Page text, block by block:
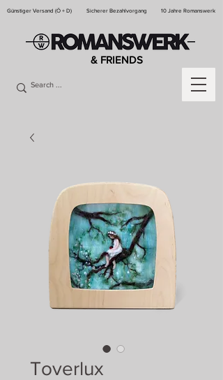
Günstiger Versand (Ö + D) Sicherer Bezahlvorgang 10 Jahre Romanswerk
& FRIENDS
Toverlux